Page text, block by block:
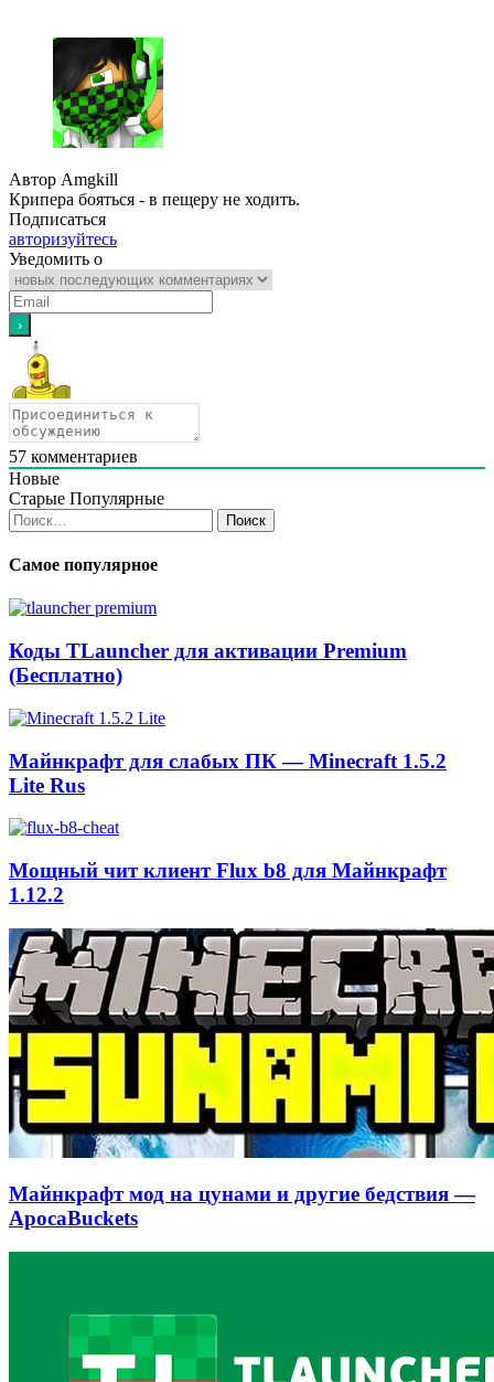
Автор Amgkill
Крипера бояться - в пещеру не ходить.
Подписаться
авторизуйтесь
Уведомить о
57 комментариев
Новые
Старые Популярные
Найти:
Самое популярное
Коды TLauncher для активации Premium
(Бесплатно)
Майнкрафт для слабых ПК — Minecraft 1.5.2
Lite Rus
Мощный чит клиент Flux b8 для Майнкрафт
1.12.2
Майнкрафт мод на цунами и другие бедствия —
ApocaBuckets